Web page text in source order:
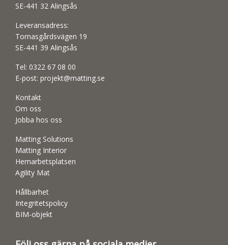
SE-441 32 Alingsås
Leveransadress:
Tomasgårdsvägen 19
SE-441 39 Alingsås
Tel: 0322 67 08 00
E-post: projekt@matting.se
Kontakt
Om oss
Jobba hos oss
Matting Solutions
Matting Interior
Hemarbetsplatsen
Agility Mat
Hållbarhet
Integritetspolicy
BIM-objekt